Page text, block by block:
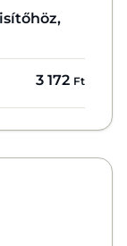
3 172 Ft